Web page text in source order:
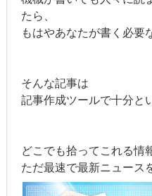
たら、
もはやあなたが書く必要
そんな記事は
記事作成ツールで十分と
どこでも拾ってこれる情
ただ最速で最新ニュース